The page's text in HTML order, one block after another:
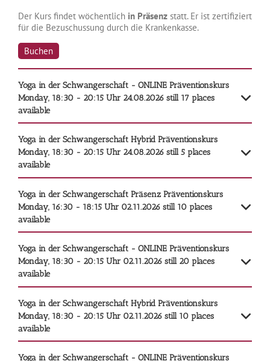
Der Kurs findet wöchentlich in Präsenz statt. Er ist zertifiziert
für die Bezuschussung durch die Krankenkasse.
Buchen
Yoga in der Schwangerschaft - ONLINE Präventionskurs
Monday, 18:30 - 20:15 Uhr 24.08.2026 still 17 places
available
Yoga in der Schwangerschaft Hybrid Präventionskurs
Monday, 18:30 - 20:15 Uhr 24.08.2026 still 5 places
available
Yoga in der Schwangerschaft Präsenz Präventionskurs
Monday, 16:30 - 18:15 Uhr 02.11.2026 still 10 places
available
Yoga in der Schwangerschaft - ONLINE Präventionskurs
Monday, 18:30 - 20:15 Uhr 02.11.2026 still 20 places
available
Yoga in der Schwangerschaft Hybrid Präventionskurs
Monday, 18:30 - 20:15 Uhr 02.11.2026 still 10 places
available
Yoga in der Schwangerschaft - ONLINE Präventionskurs